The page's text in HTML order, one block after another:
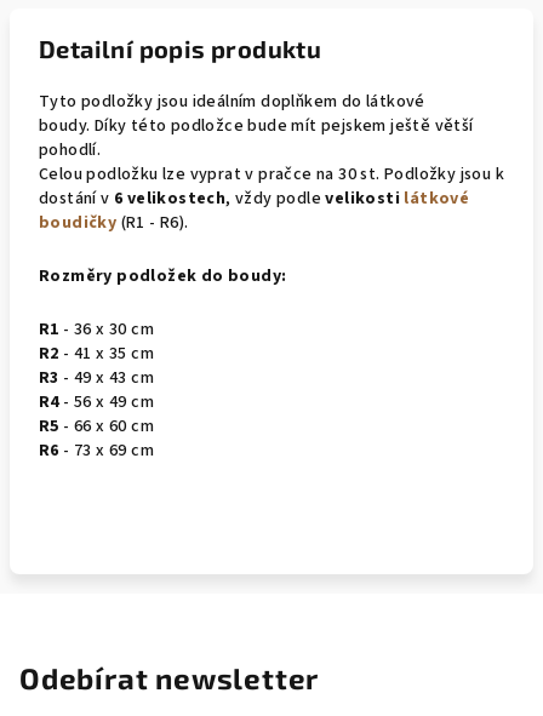
Detailní popis produktu
Tyto podložky jsou ideálním doplňkem do látkové
boudy. Díky této podložce bude mít pejskem ještě větší
pohodlí.
Celou podložku lze vyprat v pračce na 30 st. Podložky jsou k
dostání v 6 velikostech, vždy podlevelikosti látkové
boudičky (R1 - R6).
Rozměry podložek do boudy:
R1 - 36 x 30 cm
R2 - 41 x 35 cm
R3 - 49 x 43 cm
R4- 56 x 49 cm
R5 - 66 x 60 cm
R6 - 73 x 69 cm
Odebírat newsletter